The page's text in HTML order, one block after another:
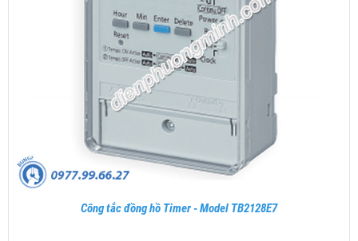
Công tắc đồng hồ Timer - Model TB2128E7